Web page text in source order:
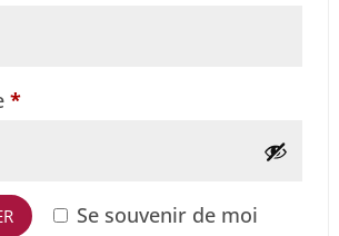
*Obligatoire
Se souvenir de moi